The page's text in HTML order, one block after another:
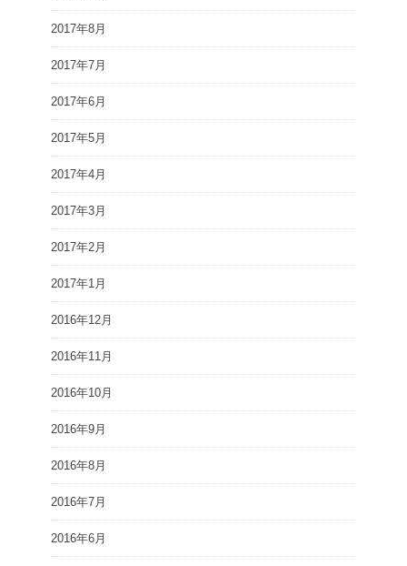
2017年8月
2017年7月
2017年6月
2017年5月
2017年4月
2017年3月
2017年2月
2017年1月
2016年12月
2016年11月
2016年10月
2016年9月
2016年8月
2016年7月
2016年6月